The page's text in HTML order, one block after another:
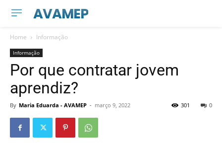
AVAMEP
Home Informação
Informação
Por que contratar jovem
aprendiz?
By Maria Eduarda - AVAMEP - março 9, 2022 0
301